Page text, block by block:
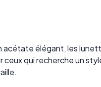
acétate élégant, les
ceux qui recherche un